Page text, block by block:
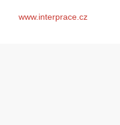
www.interprace.cz